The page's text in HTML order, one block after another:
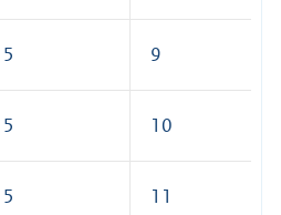
5 9
5 10
5 11